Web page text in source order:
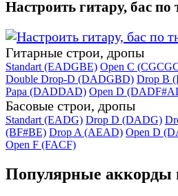
Настроить гитару, бас по
Гитарные строи, дропы
Standart (EADGBE) Open C
Double Drop-D (DADGBD) Drop B
Papa (DADDAD) Open D
Басовые строи, дропы
Standart (EADG) Drop D (DADG)
(BF#BE) Drop A (AEAD) Open D
Open F (FACF)
Популярные аккорды